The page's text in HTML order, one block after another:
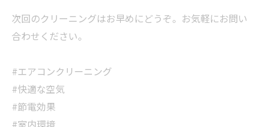
次回のクリーニングはお早めにどうぞ。お気軽にお問い
合わせください。
#エアコンクリーニング
#快適な空気
#節電効果
#室内環境